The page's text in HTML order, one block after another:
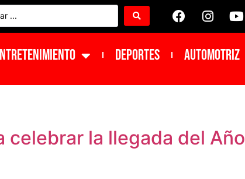
DEPORTES Automotriz
celebrar la llegada del Año